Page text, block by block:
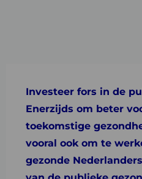
Investeer fors in de
Enerzijds om beter
toekomstige
vooral ook om te
gezonde